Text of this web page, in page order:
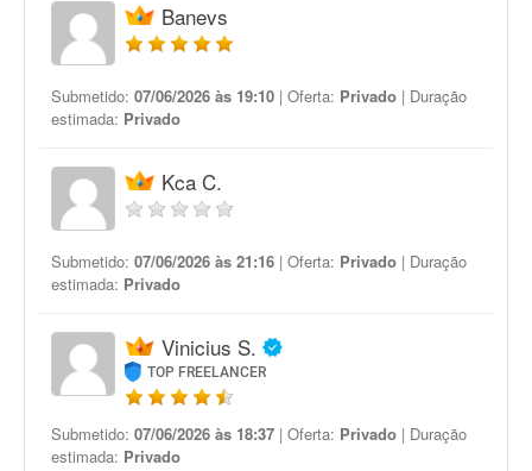
Banevs
Submetido: 07/06/2026 às 19:10 | Oferta: Privado | Duração
estimada: Privado
Kca C.
Submetido: 07/06/2026 às 21:16 | Oferta: Privado | Duração
estimada: Privado
Vinicius S.
TOP FREELANCER
Submetido: 07/06/2026 às 18:37 | Oferta: Privado | Duração
estimada: Privado